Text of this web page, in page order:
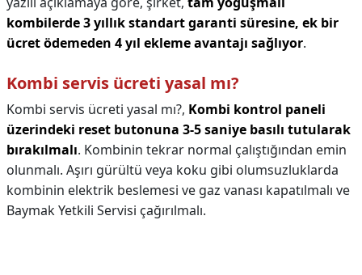
kombilerde 3 yıllık standart garanti süresine, ek bir
ücret ödemeden 4 yıl ekleme avantajı sağlıyor.
Kombi servis ücreti yasal mı?
Kombi servis ücreti yasal mı?, Kombi kontrol paneli
üzerindeki reset butonuna 3-5 saniye basılı tutularak
bırakılmalı. Kombinin tekrar normal çalıştığından emin
olunmalı. Aşırı gürültü veya koku gibi olumsuzluklarda
kombinin elektrik beslemesi ve gaz vanası kapatılmalı ve
Baymak Yetkili Servisi çağırılmalı.